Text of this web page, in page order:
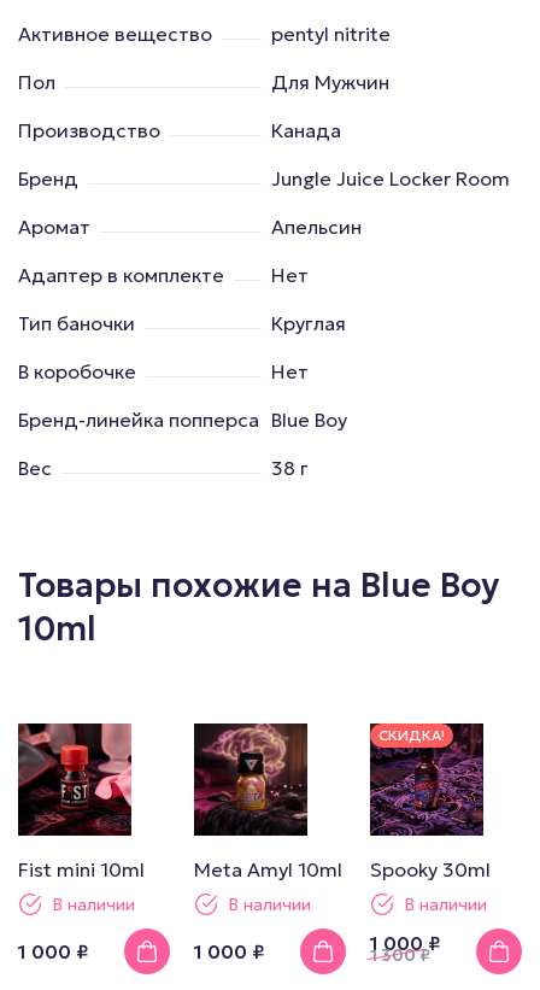
Активное вещество
pentyl nitrite
Пол
Для Мужчин
Производство
Канада
Бренд
Jungle Juice Locker Room
Аромат
Апельсин
Адаптер в комплекте
Нет
Тип баночки
Круглая
В коробочке
Нет
Бренд-линейка попперса Blue Boy
Вес
38 г
Товары похожие на Blue Boy
10ml
Fist mini 10ml
В наличии
1 000 ₽
Meta Amyl 10ml
В наличии
1 000 ₽
СКИДКА!
Spooky 30ml
В наличии
1 000 ₽
1 300₽